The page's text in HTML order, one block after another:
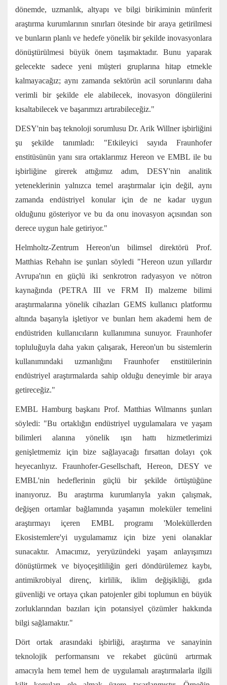
dönemde, uzmanlık, altyapı ve bilgi birikiminin münferit
araştırma kurumlarının sınırları ötesinde bir araya getirilmesi
ve bunların planlı ve hedefe yönelik bir şekilde inovasyonlara
dönüştürülmesi büyük önem taşımaktadır. Bunu yaparak
gelecekte sadece yeni müşteri gruplarına hitap etmekle
kalmayacağız; aynı zamanda sektörün acil sorunlarını daha
verimli bir şekilde ele alabilecek, inovasyon döngülerini
kısaltabilecek ve başarımızı artırabileceğiz."
DESY'nin baş teknoloji sorumlusu Dr. Arik Willner işbirliğini
şu şekilde tanımladı: "Etkileyici sayıda Fraunhofer
enstitüsünün yanı sıra ortaklarımız Hereon ve EMBL ile bu
işbirliğine girerek attığımız adım, DESY'nin analitik
yeteneklerinin yalnızca temel araştırmalar için değil, aynı
zamanda endüstriyel konular için de ne kadar uygun
olduğunu gösteriyor ve bu da onu inovasyon açısından son
derece uygun hale getiriyor."
Helmholtz-Zentrum Hereon'un bilimsel direktörü Prof.
Matthias Rehahn ise şunları söyledi "Hereon uzun yıllardır
Avrupa'nın en güçlü iki senkrotron radyasyon ve nötron
kaynağında (PETRA III ve FRM II) malzeme bilimi
araştırmalarına yönelik cihazları GEMS kullanıcı platformu
altında başarıyla işletiyor ve bunları hem akademi hem de
endüstriden kullanıcıların kullanımına sunuyor. Fraunhofer
topluluğuyla daha yakın çalışarak, Hereon'un bu sistemlerin
kullanımındaki uzmanlığını Fraunhofer enstitülerinin
endüstriyel araştırmalarda sahip olduğu deneyimle bir araya
getireceğiz."
EMBL Hamburg başkanı Prof. Matthias Wilmanns şunları
söyledi: "Bu ortaklığın endüstriyel uygulamalara ve yaşam
bilimleri alanına yönelik ışın hattı hizmetlerimizi
genişletmemiz için bize sağlayacağı fırsattan dolayı çok
heyecanlıyız. Fraunhofer-Gesellschaft, Hereon, DESY ve
EMBL'nin hedeflerinin güçlü bir şekilde örtüştüğüne
inanıyoruz. Bu araştırma kurumlarıyla yakın çalışmak,
değişen ortamlar bağlamında yaşamın moleküler temelini
araştırmayı içeren EMBL programı 'Moleküllerden
Ekosistemlere'yi uygulamamız için bize yeni olanaklar
sunacaktır. Amacımız, yeryüzündeki yaşam anlayışımızı
dönüştürmek ve biyoçeşitliliğin geri döndürülemez kaybı,
antimikrobiyal direnç, kirlilik, iklim değişikliği, gıda
güvenliği ve ortaya çıkan patojenler gibi toplumun en büyük
zorluklarından bazıları için potansiyel çözümler hakkında
bilgi sağlamaktır."
Dört ortak arasındaki işbirliği, araştırma ve sanayinin
teknolojik performansını ve rekabet gücünü artırmak
amacıyla hem temel hem de uygulamalı araştırmalarla ilgili